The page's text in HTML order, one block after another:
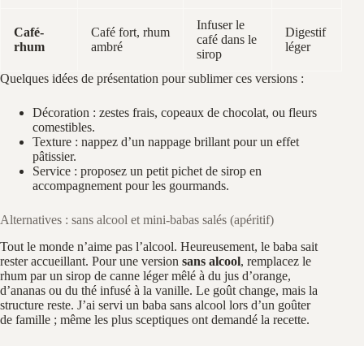
Café-
rhum
Café fort, rhum
ambré
Infuser le
café dans le
sirop
Digestif
léger
Quelques idées de présentation pour sublimer ces versions :
Décoration : zestes frais, copeaux de chocolat, ou fleurs
comestibles.
Texture : nappez d’un nappage brillant pour un effet
pâtissier.
Service : proposez un petit pichet de sirop en
accompagnement pour les gourmands.
Alternatives : sans alcool et mini-babas salés (apéritif)
Tout le monde n’aime pas l’alcool. Heureusement, le baba sait
rester accueillant. Pour une version sans alcool, remplacez le
rhum par un sirop de canne léger mêlé à du jus d’orange,
d’ananas ou du thé infusé à la vanille. Le goût change, mais la
structure reste. J’ai servi un baba sans alcool lors d’un goûter
de famille ; même les plus sceptiques ont demandé la recette.